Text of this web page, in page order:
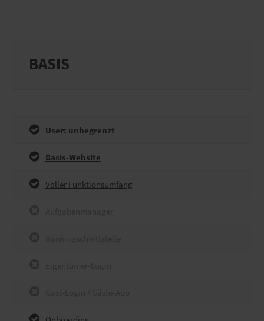
BASIS
User: unbegrenzt
Basis-Website
Voller Funktionsumfang